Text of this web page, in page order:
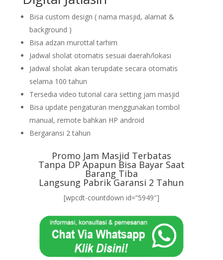
Bisa custom design ( nama masjid, alamat &
background )
Bisa adzan murottal tarhim
Jadwal sholat otomatis sesuai daerah/lokasi
Jadwal sholat akan terupdate secara otomatis
selama 100 tahun
Tersedia video tutorial cara setting jam masjid
Bisa update pengaturan menggunakan tombol
manual, remote bahkan HP android
Bergaransi 2 tahun
Promo Jam Masjid Terbatas
Tanpa DP Apapun Bisa Bayar Saat
Barang Tiba
Langsung Pabrik Garansi 2 Tahun
[wpcdt-countdown id=”5949″]